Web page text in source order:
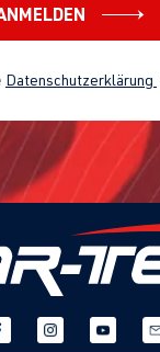
Datenschutzerklärung